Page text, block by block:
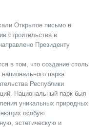
Открытое письмо в
строительства в
Президенту
в том, что создание столь
парка
Республики
Национальный парк был
уникальных природных
особую
эстетическую и